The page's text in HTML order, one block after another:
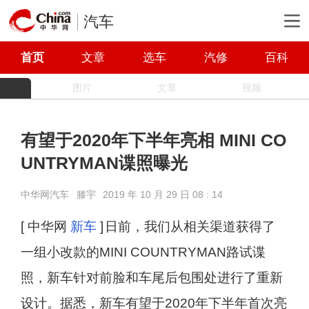
汽车
首页 文章 选车 汽修 百科
图片 文章 视频
有望于2020年下半年亮相 MINI CO
UNTRYMAN谍照曝光
中华网汽车 滕宇 2019 年 10 月 29 日 08 : 14
[ 中华网 新车] 日前，我们从相关渠道获得了
一组小改款的MINI COUNTRYMAN路试谍
照，新车针对前脸和车尾后包围处进行了重新
设计。据悉，新车有望于2020年下半年首次亮